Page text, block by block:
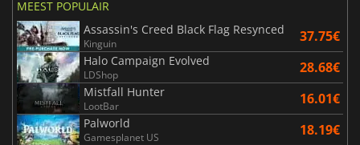
MEEST POPULAIR
Assassin's Creed Black Flag Resynced
Kinguin 37.75€
Halo Campaign Evolved
LDShop 28.68€
Mistfall Hunter
LootBar 16.01€
Palworld
Gamesplanet US 18.19€